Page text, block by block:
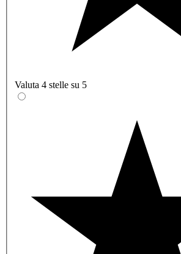
Valuta 4 stelle su 5